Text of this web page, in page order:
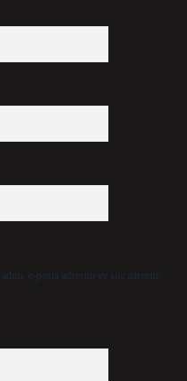
e-posta adresim ve site adresim